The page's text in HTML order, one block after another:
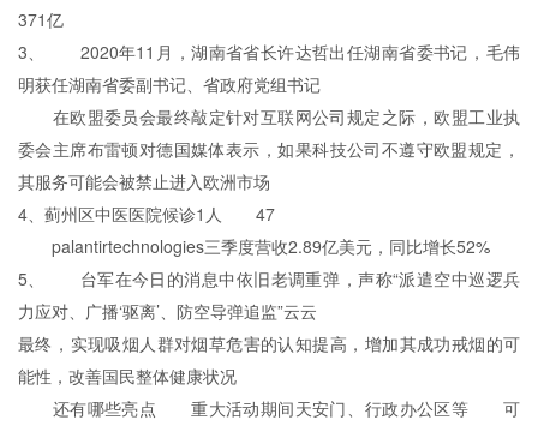
371亿
3、 2020年11月，湖南省省长许达哲出任湖南省委书记，毛伟
明获任湖南省委副书记、省政府党组书记
在欧盟委员会最终敲定针对互联网公司规定之际，欧盟工业执
委会主席布雷顿对德国媒体表示，如果科技公司不遵守欧盟规定，
其服务可能会被禁止进入欧洲市场
4、蓟州区中医医院候诊1人 47
palantirtechnologies三季度营收2.89亿美元，同比增长52%
5、 台军在今日的消息中依旧老调重弹，声称“派遣空中巡逻兵
力应对、广播‘驱离’、防空导弹追监”云云
最终，实现吸烟人群对烟草危害的认知提高，增加其成功戒烟的可
能性，改善国民整体健康状况
还有哪些亮点 重大活动期间天安门、行政办公区等 可